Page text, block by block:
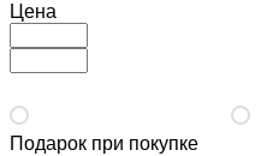
Цена
Подарок при покупке